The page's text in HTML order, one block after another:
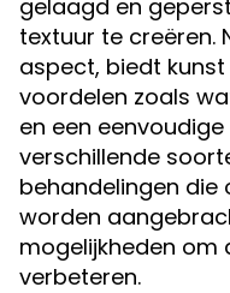
gelaagd en
textuur te creëren.
aspect, biedt
voordelen zoals
en een
verschillende
behandelingen die
worden
mogelijkheden om
verbeteren.